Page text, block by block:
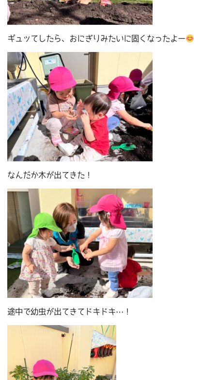
ギュッてしたら、おにぎりみたいに固くなったよー
なんだか木が出てきた！
途中で幼虫が出てきてドキドキ…！